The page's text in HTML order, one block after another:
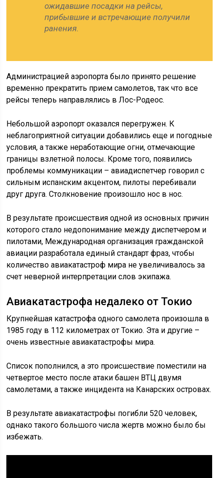
ожидавшие посадки на рейсы,
прибывшие и встречающие получили
ранения.
Администрацией аэропорта было принято решение
временно прекратить прием самолетов, так что все
рейсы теперь направлялись в Лос-Родеос.
Небольшой аэропорт оказался перегружен. К
неблагоприятной ситуации добавились еще и погодные
условия, а также неработающие огни, отмечающие
границы взлетной полосы. Кроме того, появились
проблемы коммуникации – авиадиспетчер говорил с
сильным испанским акцентом, пилоты перебивали
друг друга. Столкновение произошло нос в нос.
В результате происшествия одной из основных причин
которого стало недопонимание между диспетчером и
пилотами, Международная организация гражданской
авиации разработала единый стандарт фраз, чтобы
количество авиакатастроф мира не увеличивалось за
счет неверной интерпретации слов экипажа.
Авиакатастрофа недалеко от Токио
Крупнейшая катастрофа одного самолета произошла в
1985 году в 112 километрах от Токио. Эта и другие –
очень известные авиакатастрофы мира.
Список пополнился, а это происшествие поместили на
четвертое место после атаки башен ВТЦ двумя
самолетами, а также инцидента на Канарских островах.
В результате авиакатастрофы погибли 520 человек,
однако такого большого числа жертв можно было бы
избежать.